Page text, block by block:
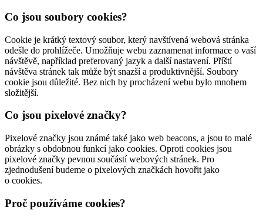
Co jsou soubory cookies?
Cookie je krátký textový soubor, který navštívená webová stránka
odešle do prohlížeče. Umožňuje webu zaznamenat informace o vaší
návštěvě, například preferovaný jazyk a další nastavení. Příští
návštěva stránek tak může být snazší a produktivnější. Soubory
cookie jsou důležité. Bez nich by procházení webu bylo mnohem
složitější.
Co jsou pixelové značky?
Pixelové značky jsou známé také jako web beacons, a jsou to malé
obrázky s obdobnou funkcí jako cookies. Oproti cookies jsou
pixelové značky pevnou součástí webových stránek. Pro
zjednodušení budeme o pixelových značkách hovořit jako
o cookies.
Proč používáme cookies?